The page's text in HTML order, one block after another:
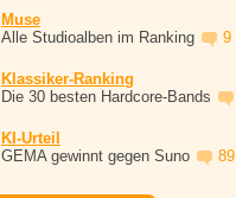
Muse
Alle Studioalben im Ranking
9
Klassiker-Ranking
Die 30 besten Hardcore-Bands
KI-Urteil
GEMA gewinnt gegen Suno
89